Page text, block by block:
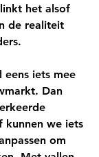
het alsof
de realiteit
iets mee
Dan
kunnen we iets
om